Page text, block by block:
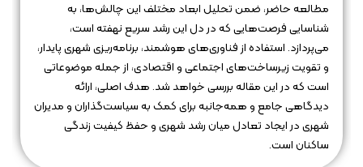
مطالعه حاضر، ضمن تحلیل ابعاد مختلف این چالش‌ها، به
شناسایی فرصت‌هایی که در دل این رشد سریع نهفته است،
می‌پردازد. استفاده از فناوری‌های هوشمند، برنامه‌ریزی شهری پایدار،
و تقویت زیرساخت‌های اجتماعی و اقتصادی، از جمله موضوعاتی
است که در این مقاله بررسی خواهد شد. هدف اصلی، ارائه
دیدگاهی جامع و همه‌جانبه برای کمک به سیاست‌گذاران و مدیران
شهری در ایجاد تعادل میان رشد شهری و حفظ کیفیت زندگی
ساکنان است.